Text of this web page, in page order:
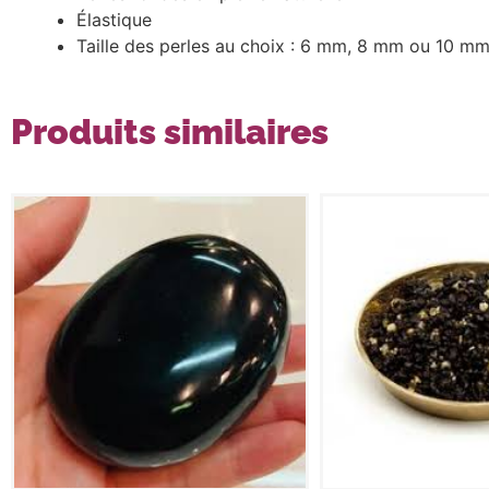
Élastique
Taille des perles au choix : 6 mm, 8 mm ou 10 mm
Produits similaires